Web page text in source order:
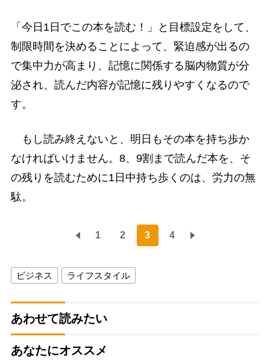
「今日1日でこの本を読む！」と目標設定をして、
制限時間を決めることによって、緊迫感が出るの
で集中力が高まり、記憶に関係する脳内物質が分
泌され、読んだ内容が記憶に残りやすくなるので
す。
もし読み終えないと、明日もその本を持ち歩か
なければいけません。8、9割まで読んだ本を、そ
の残りを読むために1日中持ち歩くのは、労力の無
駄。
1 2 3 4
ビジネス ライフスタイル
あわせて読みたい
あなたにオススメ